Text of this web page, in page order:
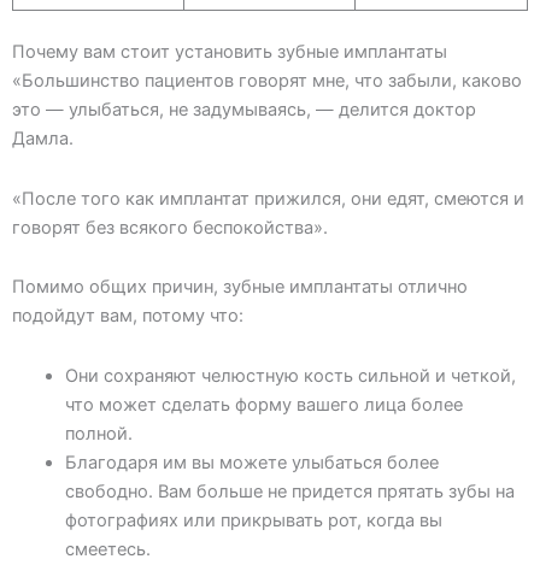
Почему вам стоит установить зубные имплантаты
«Большинство пациентов говорят мне, что забыли, каково
это — улыбаться, не задумываясь, — делится доктор
Дамла.
«После того как имплантат прижился, они едят, смеются и
говорят без всякого беспокойства».
Помимо общих причин, зубные имплантаты отлично
подойдут вам, потому что:
Они сохраняют челюстную кость сильной и четкой,
что может сделать форму вашего лица более
полной.
Благодаря им вы можете улыбаться более
свободно. Вам больше не придется прятать зубы на
фотографиях или прикрывать рот, когда вы
смеетесь.